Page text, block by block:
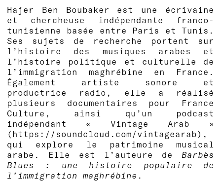
Hajer Ben Boubaker est une écrivaine
et chercheuse indépendante franco-
tunisienne basée entre Paris et Tunis.
Ses sujets de recherche portent sur
l’histoire des musiques arabes et
l’histoire politique et culturelle de
l’immigration maghrébine en France.
Également artiste sonore et
productrice radio, elle a réalisé
plusieurs documentaires pour France
Culture, ainsi qu’un podcast
indépendant « Vintage Arab »
(https://soundcloud.com/vintagearab),
qui explore le patrimoine musical
arabe. Elle est l’auteure de Barbès
Blues : une histoire populaire de
l’immigration maghrébine .